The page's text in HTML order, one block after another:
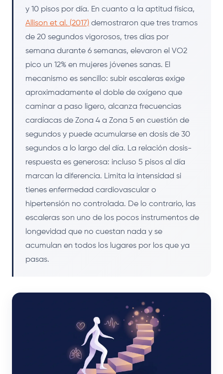
y 10 pisos por día. En cuanto a la aptitud física,
Allison et al. (2017) demostraron que tres tramos
de 20 segundos vigorosos, tres días por
semana durante 6 semanas, elevaron el VO2
pico un 12% en mujeres jóvenes sanas. El
mecanismo es sencillo: subir escaleras exige
aproximadamente el doble de oxígeno que
caminar a paso ligero, alcanza frecuencias
cardíacas de Zona 4 a Zona 5 en cuestión de
segundos y puede acumularse en dosis de 30
segundos a lo largo del día. La relación dosis-
respuesta es generosa: incluso 5 pisos al día
marcan la diferencia. Limita la intensidad si
tienes enfermedad cardiovascular o
hipertensión no controlada. De lo contrario, las
escaleras son uno de los pocos instrumentos de
longevidad que no cuestan nada y se
acumulan en todos los lugares por los que ya
pasas.